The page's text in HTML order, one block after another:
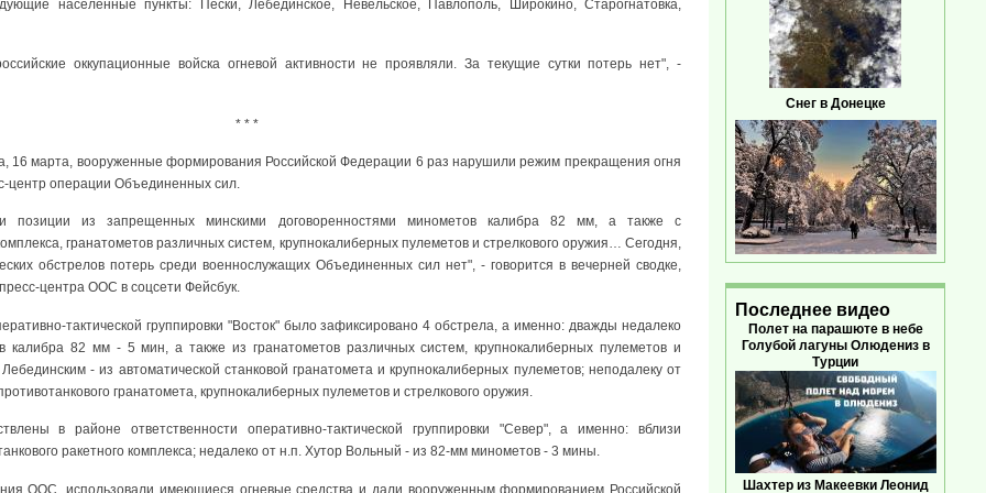
населенные пункты: Пески, Лебединское, Невельское, Павлополь, Широкино, Старогнатовка,
оккупационные войска огневой активности не проявляли. За текущие сутки потерь нет", -
* * *
16 марта, вооруженные формирования Российской Федерации 6 раз нарушили режим прекращения огня
центр операции Объединенных сил.
позиции из запрещенных минскими договоренностями минометов калибра 82 мм, а также с
гранатометов различных систем, крупнокалиберных пулеметов и стрелкового оружия… Сегодня,
обстрелов потерь среди военнослужащих Объединенных сил нет", - говорится в вечерней сводке,
центра ООС в соцсети Фейсбук.
тактической группировки "Восток" было зафиксировано 4 обстрела, а именно: дважды недалеко
калибра 82 мм - 5 мин, а также из гранатометов различных систем, крупнокалиберных пулеметов и
- из автоматической станковой гранатомета и крупнокалиберных пулеметов; неподалеку от
гранатомета, крупнокалиберных пулеметов и стрелкового оружия.
в районе ответственности оперативно-тактической группировки "Север", а именно: вблизи
ракетного комплекса; недалеко от н.п. Хутор Вольный - из 82-мм минометов - 3 мины.
ООС, использовали имеющиеся огневые средства и дали вооруженным формированием Российской
Снег в Донецке
Последнее видео
Полет на парашюте в небе
Голубой лагуны Олюдениз в
Турции
Шахтер из Макеевки Леонид